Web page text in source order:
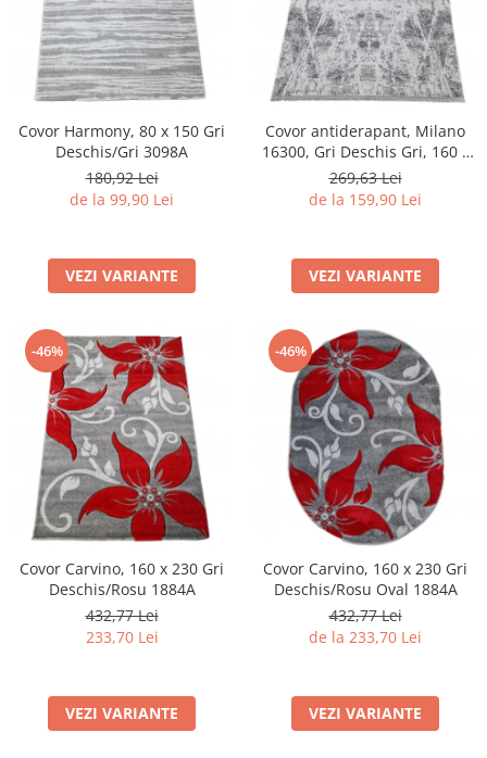
Covor Harmony, 80 x 150 Gri
Deschis/Gri 3098A
180,92 Lei
de la 99,90 Lei
VEZI VARIANTE
Covor antiderapant, Milano
16300, Gri Deschis Gri, 160 x
230 cm, Grosime 4 mm
269,63 Lei
de la 159,90 Lei
VEZI VARIANTE
-46%
Covor Carvino, 160 x 230 Gri
Deschis/Rosu 1884A
432,77 Lei
233,70 Lei
VEZI VARIANTE
-46%
Covor Carvino, 160 x 230 Gri
Deschis/Rosu Oval 1884A
432,77 Lei
de la 233,70 Lei
VEZI VARIANTE